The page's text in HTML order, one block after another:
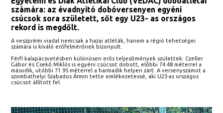
számára: az évadnyitó dobóversenyen egyéni
csúcsok sora született, sőt egy U23- as országos
rekord is megdőlt.
A veszprémi viadal nemcsak a hazai atléták, hanem a régió tehetségei
számára is kiváló erőfelmérőnek bizonyult.
Férfi kalapácsvetésben különösen erős teljesítmények születtek: Czeller
Gábor és Csekő Miklós is egyéni csúcsot dobott, előbbi 74.48 méterrel a
második, utóbbi 71.95 méterrel a harmadik helyen zárt. A versenyszámot a
szombathelyi Szabados Ármin tette emlékezetessé, aki U23-as országos
csúcsot állított fel.